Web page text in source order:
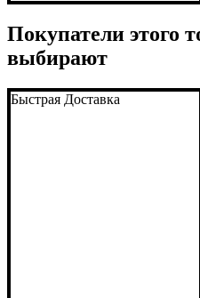
Покупатели этого
выбирают
Быстрая Доставка